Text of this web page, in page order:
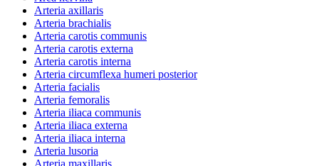
Arteria axillaris
Arteria brachialis
Arteria carotis communis
Arteria carotis externa
Arteria carotis interna
Arteria circumflexa humeri posterior
Arteria facialis
Arteria femoralis
Arteria iliaca communis
Arteria iliaca externa
Arteria iliaca interna
Arteria lusoria
Arteria maxillaris